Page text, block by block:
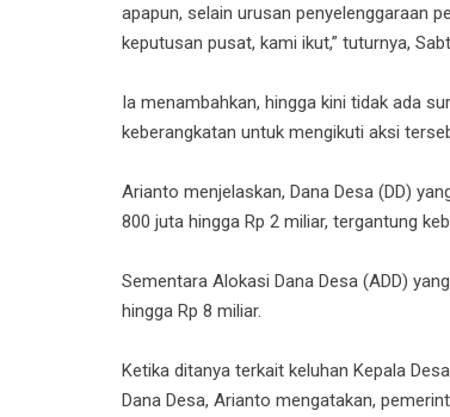
apapun, selain urusan penyelenggaraan
keputusan pusat, kami ikut,” tuturnya,
Ia menambahkan, hingga kini tidak ada
keberangkatan untuk mengikuti aksi
Arianto menjelaskan, Dana Desa (DD)
800 juta hingga Rp 2 miliar, tergantung
Sementara Alokasi Dana Desa (ADD)
hingga Rp 8 miliar.
Ketika ditanya terkait keluhan Kepala
Dana Desa, Arianto mengatakan,